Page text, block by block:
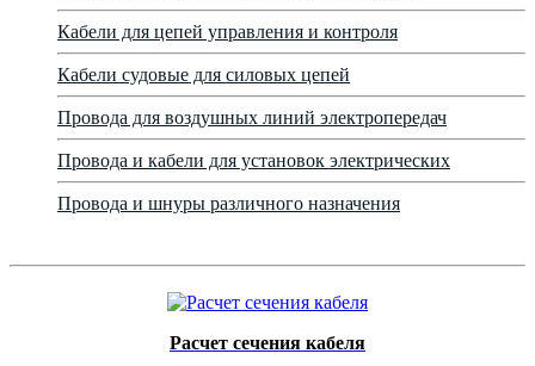
Кабели для цепей управления и контроля
Кабели судовые для силовых цепей
Провода для воздушных линий электропередач
Провода и кабели для установок электрических
Провода и шнуры различного назначения
Расчет сечения кабеля